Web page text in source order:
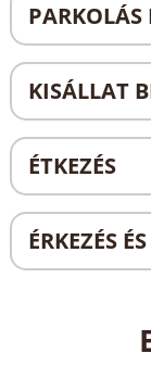
PARKOLÁS
KISÁLLAT
ÉTKEZÉS
ÉRKEZÉS